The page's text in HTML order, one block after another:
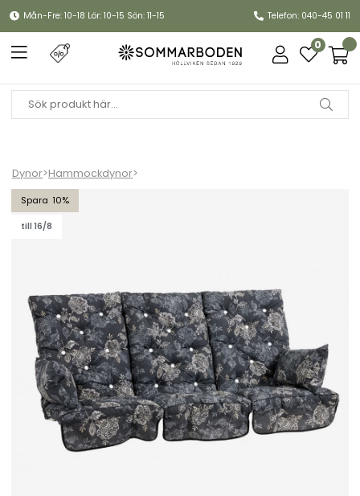
Mån-Fre: 10-18 Lör: 10-15 Sön: 11-15 Telefon: 040-45 01 11
0
Dynor>Hammockdynor>
10
till 16/8
Hammockset, hög rygg - nadira black